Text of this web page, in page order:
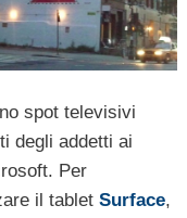
spot televisivi
degli addetti ai
Per
il tablet Surface,